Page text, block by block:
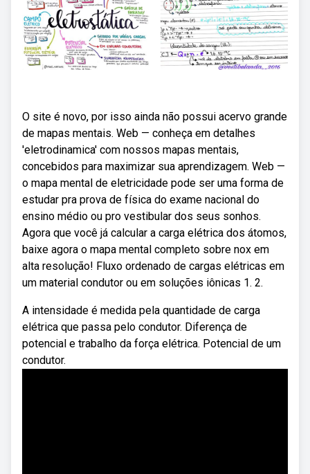
O site é novo, por isso ainda não possui acervo grande
de mapas mentais. Web — conheça em detalhes
'eletrodinamica' com nossos mapas mentais,
concebidos para maximizar sua aprendizagem. Web —
o mapa mental de eletricidade pode ser uma forma de
estudar pra prova de física do exame nacional do
ensino médio ou pro vestibular dos seus sonhos.
Agora que você já calcular a carga elétrica dos átomos,
baixe agora o mapa mental completo sobre nox em
alta resolução! Fluxo ordenado de cargas elétricas em
um material condutor ou em soluções iônicas 1. 2.
A intensidade é medida pela quantidade de carga
elétrica que passa pelo condutor. Diferença de
potencial e trabalho da força elétrica. Potencial de um
condutor.